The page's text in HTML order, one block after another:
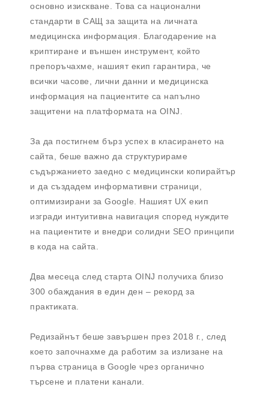
основно изискване. Това са национални
стандарти в САЩ за защита на личната
медицинска информация. Благодарение на
криптиране и външен инструмент, който
препоръчахме, нашият екип гарантира, че
всички часове, лични данни и медицинска
информация на пациентите са напълно
защитени на платформата на OINJ.
За да постигнем бърз успех в класирането на
сайта, беше важно да структурираме
съдържанието заедно с медицински копирайтър
и да създадем информативни страници,
оптимизирани за Google. Нашият UX екип
изгради интуитивна навигация според нуждите
на пациентите и внедри солидни SEO принципи
в кода на сайта.
Два месеца след старта OINJ получиха близо
300 обаждания в един ден – рекорд за
практиката.
Редизайнът беше завършен през 2018 г., след
което започнахме да работим за излизане на
първа страница в Google чрез органично
търсене и платени канали.